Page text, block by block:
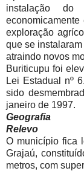
instalação do
exploração
que se
atraindo novos
Buriticupu foi
Lei Estadual nº
sido
janeiro de 1997.
Geografia
Relevo
O município fica
Grajaú,
metros, com